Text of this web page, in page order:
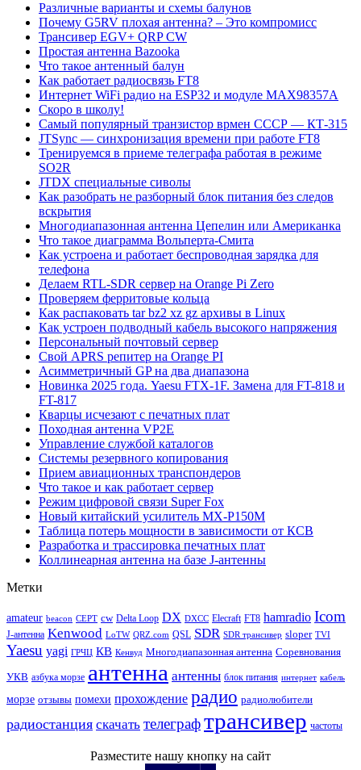
Различные варианты и схемы балунов
Почему G5RV плохая антенна? – Это компромисс
Трансивер EGV+ QRP CW
Простая антенна Bazooka
Что такое антенный балун
Как работает радиосвязь FT8
Интернет WiFi радио на ESP32 и модуле MAX98357A
Скоро в школу!
Самый популярный транзистор врмен СССР — КТ-315
JTSync — синхронизация времени при работе FT8
Тренируемся в приеме телеграфа работая в режиме
SO2R
JTDX специальные сиволы
Как разобрать не разборный блок питания без следов
вскрытия
Многодиапазонная антенна Цепелин или Американка
Что такое диаграмма Вольперта-Смита
Как устроена и работает беспроводная зарядка для
телефона
Делаем RTL-SDR сервер на Orange Pi Zero
Проверяем ферритовые кольца
Как распаковать tar bz2 xz gz архивы в Linux
Как устроен подводный кабель высокого напряжения
Персональный почтовый сервер
Свой APRS репитер на Orange PI
Асимметричный GP на два диапазона
Новинка 2025 года. Yaesu FTX-1F. Замена для FT-818 и
FT-817
Кварцы исчезают с печатных плат
Походная антенна VP2E
Управление службой каталогов
Системы резервного копирования
Прием авиационных транспондеров
Что такое и как работает сервер
Режим цифровой связи Super Fox
Новый китайский усилитель MX-P150M
Таблица потерь мощности в зависимости от КСВ
Разработка и трассировка печатных плат
Коллинеарная антенна на базе J-антенны
Метки
amateur beacon CEPT cw Delta Loop DX DXCC Elecraft FT8 hamradio Icom
J-антенна Kenwood LoTW QRZ.com QSL SDR SDR трансивер sloper TVI
Yaesu yagi ГРЧЦ КВ Кенвуд Многодиапазонная антенна Соревнования
УКВ азбука морзе антенна антенны блок питания интернет кабель
морзе отзывы помехи прохождение радио радиолюбители
радиостанция скачать телеграфтрансивер частоты
Разместите нашу кнопку на сайт